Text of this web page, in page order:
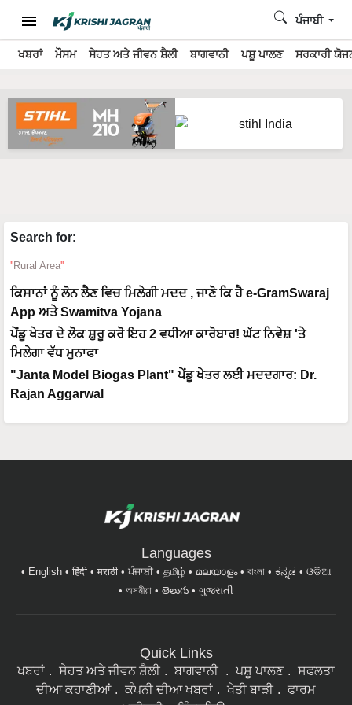
ਖਬਰਾਂ ਮੌਸਮ ਸੇਹਤ ਅਤੇ ਜੀਵਨ ਸ਼ੈਲੀ ਬਾਗਵਾਨੀ ਪਸ਼ੂ ਪਾਲਣ ਸਰਕਾਰੀ
ਪੰਜਾਬੀ
Search for:
Rural Area
ਕਿਸਾਨਾਂ ਨੂੰ ਲੋਨ ਲੈਣ ਵਿਚ ਮਿਲੇਗੀ ਮਦਦ , ਜਾਣੋ ਕਿ ਹੈ e-GramSwaraj
App ਅਤੇ Swamitva Yojana
ਪੇਂਡੂ ਖੇਤਰ ਦੇ ਲੋਕ ਸ਼ੁਰੂ ਕਰੋ ਇਹ 2 ਵਧੀਆ ਕਾਰੋਬਾਰ! ਘੱਟ ਨਿਵੇਸ਼ 'ਤੇ
ਮਿਲੇਗਾ ਵੱਧ ਮੁਨਾਫਾ
"Janta Model Biogas Plant" ਪੇਂਡੂ ਖੇਤਰ ਲਈ ਮਦਦਗਾਰ: Dr.
Rajan Aggarwal
Languages
English हिंदी मराठी ਪੰਜਾਬੀ தமிழ் മലയാളം বাংলা ಕನ್ನಡ
ଓଡିଆ
অসমীয়া
తెలుగు ગુજરાતી
Quick Links
ਖਬਰਾਂ ਸੇਹਤ ਅਤੇ ਜੀਵਨ ਸ਼ੈਲੀ ਬਾਗਵਾਨੀ ਪਸ਼ੂ ਪਾਲਣ
ਸਫਲਤਾ
ਦੀਆ ਕਹਾਣੀਆਂ
ਕੰਪਨੀ ਦੀਆ ਖਬਰਾਂ ਖੇਤੀ ਬਾੜੀ
ਫਾਰਮ